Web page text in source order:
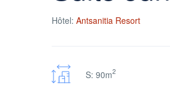
Hôtel: Antsanitia Resort
S: 90m2